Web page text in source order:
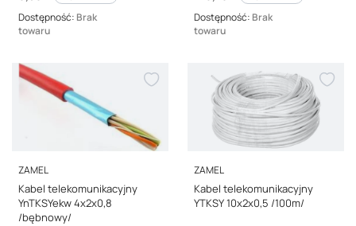
Dostępność: Brak
towaru
Dostępność: Brak
towaru
PRODUCENT
ZAMEL
Kabel telekomunikacyjny
YnTKSYekw 4x2x0,8
/bębnowy/
PRODUCENT
ZAMEL
Kabel telekomunikacyjny
YTKSY 10x2x0,5 /100m/